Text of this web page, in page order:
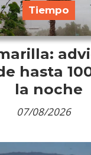
hasta
la noche
Tiempo
07/08/2026